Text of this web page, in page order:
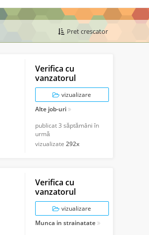
Pret crescator
Verifica cu
vanzatorul
vizualizare
Alte job-uri
publicat3 săptămâni în
urmă
vizualizate 292x
Verifica cu
vanzatorul
vizualizare
Munca in strainatate